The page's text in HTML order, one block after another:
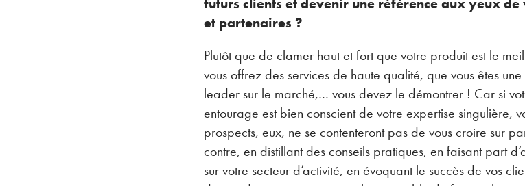
et partenaires ?
Plutôt que de clamer haut et fort que votre produit est le
vous offrez des services de haute qualité, que vous êtes
leader sur le marché,… vous devez le démontrer ! Car si
entourage est bien conscient de votre expertise singulière,
prospects, eux, ne se contenteront pas de vous croire sur
contre, en distillant des conseils pratiques, en faisant part
sur votre secteur d’activité, en évoquant le succès de vos